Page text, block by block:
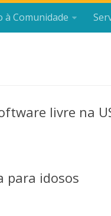
à Comunidade
livre na
para idosos